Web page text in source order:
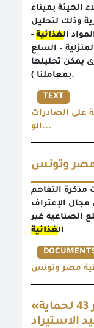
الهيئة بميناء
وذلك لتحليل
الغذائية -
– السلع
يمكن تحليلها
بمعاملنا ).
TEXT
على الصادرات
الو...
مصر وتونس
مذكرة التفاهم
الإعتراف
الصناعية غير
الغذائية
مصر وتونس
«الرقابة على الواردات»: القرار 43 لحماية
الاستيراد